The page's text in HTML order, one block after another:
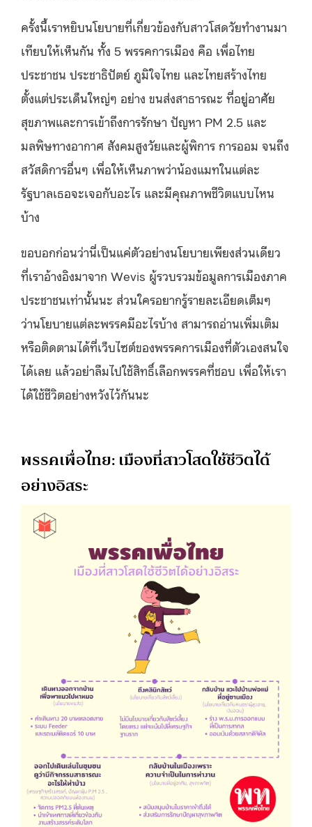
ครั้งนี้เราหยิบนโยบายที่เกี่ยวข้องกับสาวโสดวัยทำงานมา
เทียบให้เห็นกัน ทั้ง 5 พรรคการเมือง คือ เพื่อไทย
ประชาชน ประชาธิปัตย์ ภูมิใจไทย และไทยสร้างไทย
ตั้งแต่ประเด็นใหญ่ๆ อย่าง ขนส่งสาธารณะ ที่อยู่อาศัย
สุขภาพและการเข้าถึงการรักษา ปัญหา PM 2.5 และ
มลพิษทางอากาศ สังคมสูงวัยและผู้พิการ การออม จนถึง
สวัสดิการอื่นๆ เพื่อให้เห็นภาพว่าน้องแมทในแต่ละ
รัฐบาลเธอจะเจอกับอะไร และมีคุณภาพชีวิตแบบไหน
บ้าง
ขอบอกก่อนว่านี่เป็นแค่ตัวอย่างนโยบายเพียงส่วนเดียว
ที่เราอ้างอิงมาจาก Wevis ผู้รวบรวมข้อมูลการเมืองภาค
ประชาชนเท่านั้นนะ ส่วนใครอยากรู้รายละเอียดเต็มๆ
ว่านโยบายแต่ละพรรคมีอะไรบ้าง สามารถอ่านเพิ่มเติม
หรือติดตามได้ที่เว็บไซต์ของพรรคการเมืองที่ตัวเองสนใจ
ได้เลย แล้วอย่าลืมไปใช้สิทธิ์เลือกพรรคที่ชอบ เพื่อให้เรา
ได้ใช้ชีวิตอย่างหวังไว้กันนะ
พรรคเพื่อไทย: เมืองที่สาวโสดใช้ชีวิตได้
อย่างอิสระ